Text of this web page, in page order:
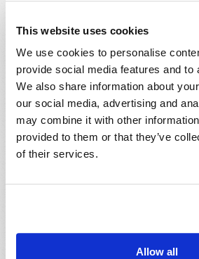
This website uses cookies
We use cookies to personalise
provide social media features and to
We also share information about
our social media, advertising and
may combine it with other
provided to them or that they’ve
of their services.
Allow all
LIRE CE NUMÉRO